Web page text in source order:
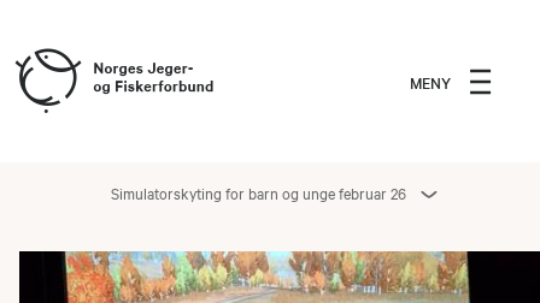
MENY
Simulatorskyting for barn og unge februar 26